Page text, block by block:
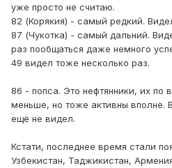
уже просто не считаю.
82 (Корякия) - самый редкий.
87 (Чукотка) - самый дальний.
раз пообщаться даже немного
49 видел тоже несколько раз.
86 - попса. Это нефтянники, их по
меньше, но тоже активны вполне.
ещё не видел.
Кстати, последнее время стали
Узбекистан, Таджикистан,